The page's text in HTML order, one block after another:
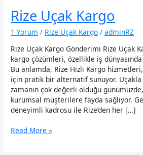
Rize Uçak Kargo
1 Yorum / Rize Uçak Kargo /adminRZ
Rize Uçak Kargo Gönderimi Rize Uçak
kargo çözümleri, özellikle iş
Bu anlamda, Rize Hızlı Kargo
için pratik bir alternatif sunuyor.
zamanın çok değerli olduğu
kurumsal müşterilere fayda sağlıyor.
deneyimli kadrosu ile Rize’den her […]
Rize
Read More »